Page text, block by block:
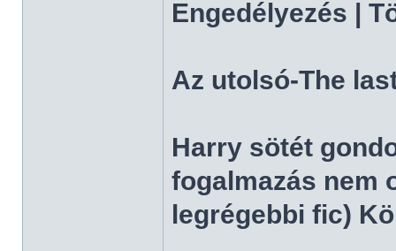
Engedélyezés |
Az utolsó-The
Harry sötét
fogalmazás nem
legrégebbi fic)